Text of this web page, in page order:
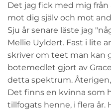
Det jag fick med mig
mot dig själv och mot
Sju år senare läste jag
Mellie Uyldert. Fast i lite
skriver om teet man kan
botemedlet gjort av
detta spektrum.
Det finns en kvinna som
tillfogats henne, i flera år.